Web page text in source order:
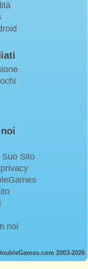
Sito
noi
2003-2026